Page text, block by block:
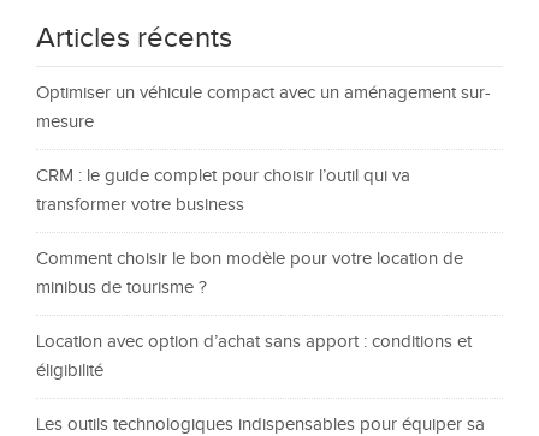
Articles récents
Optimiser un véhicule compact avec un aménagement sur-
mesure
CRM : le guide complet pour choisir l’outil qui va
transformer votre business
Comment choisir le bon modèle pour votre location de
minibus de tourisme ?
Location avec option d’achat sans apport : conditions et
éligibilité
Les outils technologiques indispensables pour équiper sa